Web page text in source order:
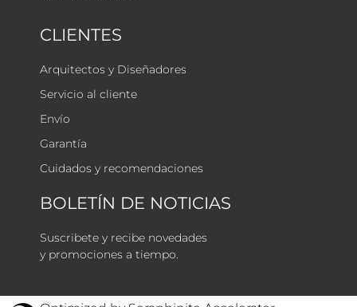
CLIENTES
Arquitectos y Diseñadores
Servicio al cliente
Envío
Garantía
Cuidados y recomendaciones
BOLETÍN DE NOTICIAS
Suscribete y recibe novedades
y promociones a tiempo.